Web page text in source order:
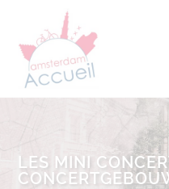
LES MINI